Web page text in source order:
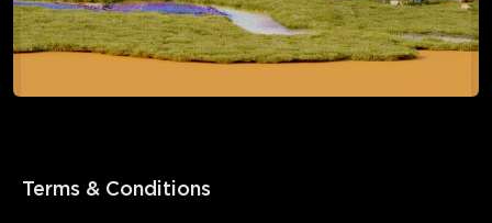
Terms & Conditions